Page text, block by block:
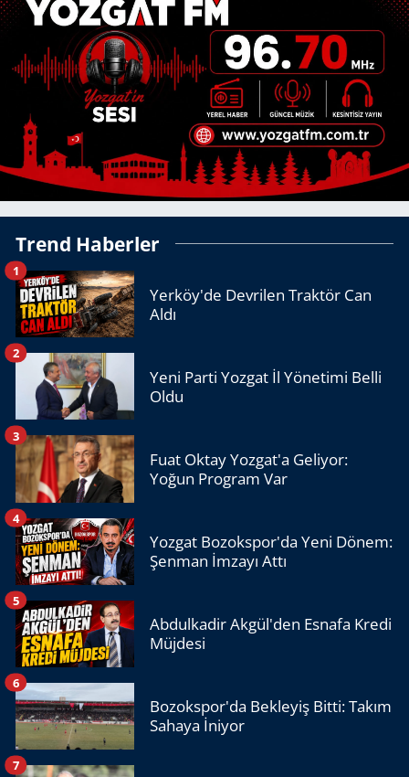
Trend Haberler
Yerköy'de Devrilen Traktör Can
Aldı
1
Yeni Parti Yozgat İl Yönetimi Belli
Oldu
2
Fuat Oktay Yozgat'a Geliyor:
Yoğun Program Var
3
Yozgat Bozokspor'da Yeni Dönem:
Şenman İmzayı Attı
4
Abdulkadir Akgül'den Esnafa Kredi
Müjdesi
5
Bozokspor'da Bekleyiş Bitti: Takım
Sahaya İniyor
6
7